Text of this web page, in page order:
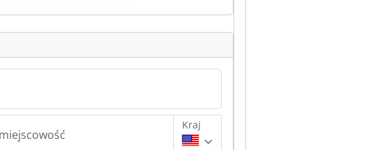
Kraj